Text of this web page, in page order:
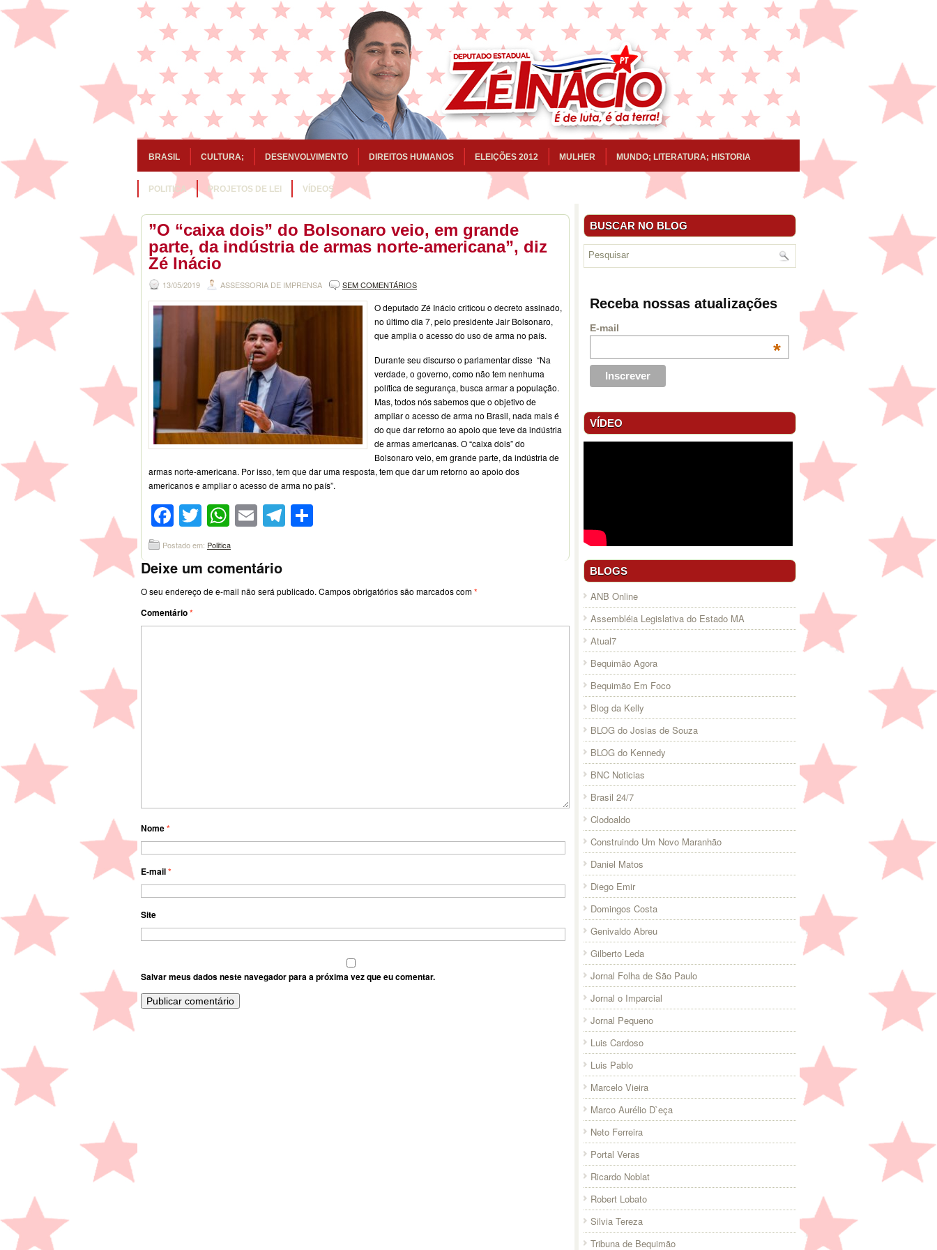
BRASIL CULTURA; DESENVOLVIMENTO DIREITOS HUMANOS ELEIÇÕES 2012 MULHER MUNDO; LITERATURA; HISTORIA
POLITICA PROJETOS DE LEI VÍDEOS
”O “caixa dois” do Bolsonaro veio, em grande
parte, da indústria de armas norte-americana”, diz
Zé Inácio
13/05/2019 ASSESSORIA DE IMPRENSA SEM COMENTÁRIOS
O deputado Zé Inácio criticou o decreto assinado,
no último dia 7, pelo presidente Jair Bolsonaro,
que amplia o acesso do uso de arma no país.
Durante seu discurso o parlamentar disse “Na
verdade, o governo, como não tem nenhuma
política de segurança, busca armar a população.
Mas, todos nós sabemos que o objetivo de
ampliar o acesso de arma no Brasil, nada mais é
do que dar retorno ao apoio que teve da indústria
de armas americanas. O “caixa dois” do
Bolsonaro veio, em grande parte, da indústria de
armas norte-americana. Por isso, tem que dar uma resposta, tem que dar um retorno ao apoio dos
americanos e ampliar o acesso de arma no país”.
Facebook
Twitter
WhatsApp
EmailTelegram
Postado em: Politica
Deixe um comentário
O seu endereço de e-mail não será publicado. Campos obrigatórios são marcados com*
Comentário*
Nome*
E-mail*
Site
Salvar meus dados neste navegador para a próxima vez que eu comentar.
BUSCAR NO BLOG
Receba nossas atualizações
E-mail
*
VÍDEO
BLOGS
ANB Online
Assembléia Legislativa do Estado MA
Atual7
Bequimão Agora
Bequimão Em Foco
Blog da Kelly
BLOG do Josias de Souza
BLOG do Kennedy
BNC Noticias
Brasil 24/7
Clodoaldo
Construindo Um Novo Maranhão
Daniel Matos
Diego Emir
Domingos Costa
Genivaldo Abreu
Gilberto Leda
Jornal Folha de São Paulo
Jornal o Imparcial
Jornal Pequeno
Luis Cardoso
Luis Pablo
Marcelo Vieira
Marco Aurélio D`eça
Neto Ferreira
Portal Veras
Ricardo Noblat
Robert Lobato
Silvia Tereza
Tribuna de Bequimão